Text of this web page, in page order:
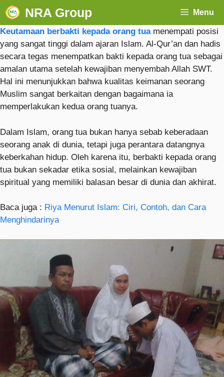
NRA Group Menu
Keutamaan berbakti kepada orang tuamenempati posisi
yang sangat tinggi dalam ajaran Islam. Al-Qur’an dan hadis
secara tegas menempatkan bakti kepada orang tua sebagai
amalan utama setelah kewajiban menyembah Allah SWT.
Hal ini menunjukkan bahwa kualitas keimanan seorang
Muslim sangat berkaitan dengan bagaimana ia
memperlakukan kedua orang tuanya.
Dalam Islam, orang tua bukan hanya sebab keberadaan
seorang anak di dunia, tetapi juga perantara datangnya
keberkahan hidup. Oleh karena itu, berbakti kepada orang
tua bukan sekadar etika sosial, melainkan kewajiban
spiritual yang memiliki balasan besar di dunia dan akhirat.
Baca juga : Riya Menurut Islam: Ciri, Contoh, dan Cara
Menghindarinya